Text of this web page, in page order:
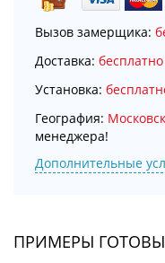
Вызов замерщика:
Доставка: бесплатно
Установка:
География:
менеджера!
Дополнительные
ПРИМЕРЫ